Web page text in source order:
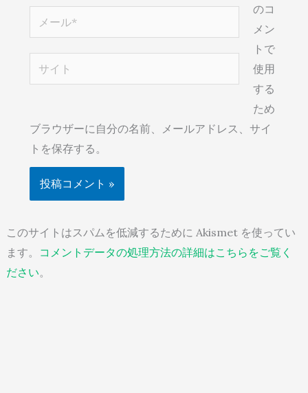
*
ー
ル
イ
のコ
メン
トで
使用
する
ため
ブラウザーに自分の名前、メールアドレス、サイ
トを保存する。
このサイトはスパムを低減するために Akismet を使ってい
ます。
コメントデータの処理方法の詳細はこちらをご覧く
ださい。